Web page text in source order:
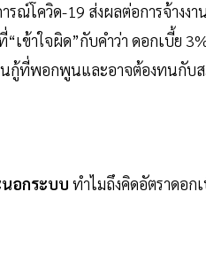
ณ์โควิด-19 ส่งผลต่อการจ้างง
“เข้าใจผิด”กับคำว่า ดอกเบี้ย
กู้ที่พอกพูนและอาจต้องทนกับ
นอกระบบ ทำไมถึงคิดอัตราดอก